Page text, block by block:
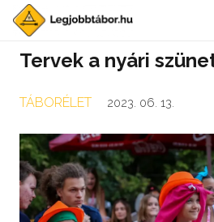
Tervek a nyári
TÁBORÉLET 2023. 06. 13.